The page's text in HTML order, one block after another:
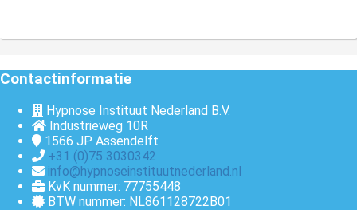
Contactinformatie
Hypnose Instituut Nederland B.V.
Industrieweg 10R
1566 JP Assendelft
+31 (0)75 3030342
info@hypnoseinstituutnederland.nl
KvK nummer: 77755448
BTW nummer: NL861128722B01